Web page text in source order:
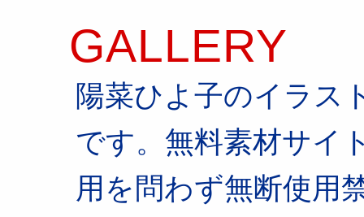
GALLERY
陽菜ひよ子のイラス
です。無料素材サイ
用を問わず無断使用